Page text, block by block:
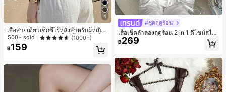
4
เสื้อสายเดี่ยวเซ็กซี่ไร้หลังสำหรับผู้หญิง
พร้อมบราแบบมีฟองน้ำ, เสื้อกล้ามแขน
กุด, เสื้อลำลองสีดำสำหรับฤดูร้อน
500+ sold (1000+)
฿159
#ชุดฤดูร้อน
เสื้อเชิ้ตลำลองฤดูร้อน 2 in 1 ดีไซน์สไต
ล์เกาหลี แต่งลูกไม้ต่อผ้า
฿269